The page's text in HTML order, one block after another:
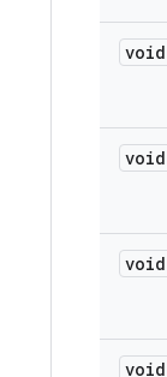
void
void
void
void